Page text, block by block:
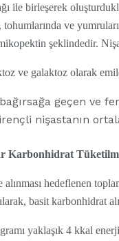
ile birleşerek
ve
şeklindedir.
ve galaktoz olarak
geçen ve
nişastanın
Karbonhidrat
hedeflenen
basit karbonhidrat
yaklaşık 4 kkal